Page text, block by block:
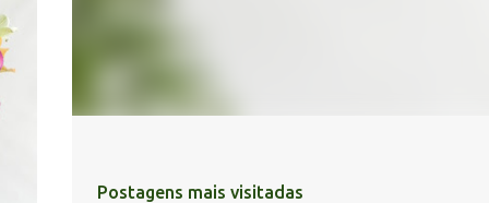
Postagens mais visitadas